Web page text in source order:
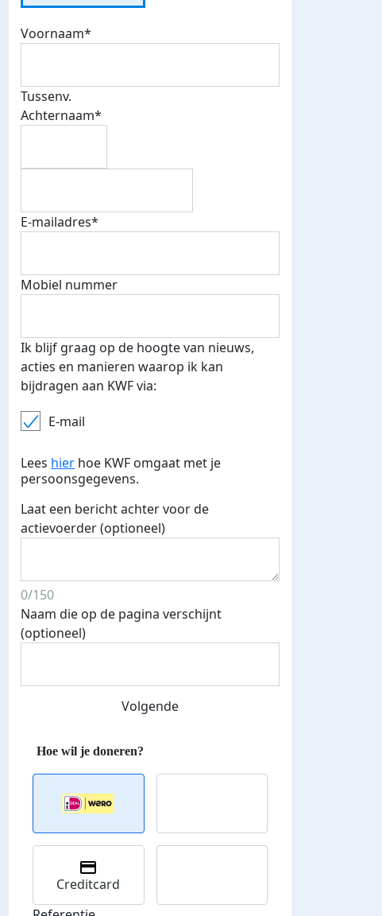
Voornaam*
Tussenv.
Achternaam*
E-mailadres*
Mobiel nummer
Ik blijf graag op de hoogte van nieuws,
acties en manieren waarop ik kan
bijdragen aan KWF via:
E-mail
Lees hier hoe KWF omgaat met je
persoonsgegevens.
Laat een bericht achter voor de
actievoerder (optioneel)
0/150
Naam die op de pagina verschijnt
(optioneel)
Volgende
Creditcard